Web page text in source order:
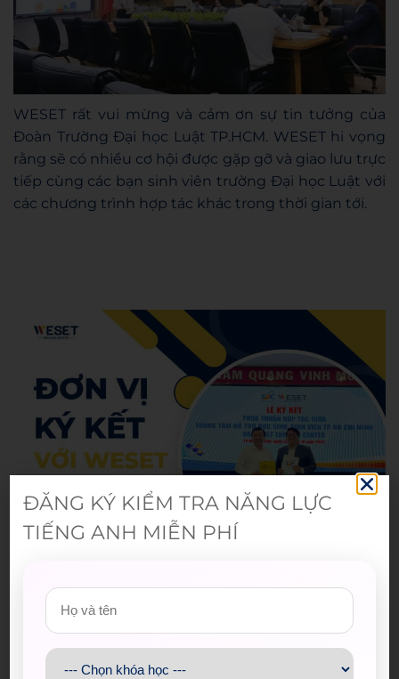
WESET rất vui mừng và cảm ơn sự tin tưởng của
Đoàn Trường Đại học Luật TP.HCM. WESET hi vọng
rằng sẽ có nhiều cơ hội được gặp gỡ và giao lưu trực
tiếp cùng các bạn sinh viên trường Đại học Luật với
các chương trình hợp tác khác trong thời gian tới.
ĐĂNG KÝ KIỂM TRA NĂNG LỰC
TIẾNG ANH MIỄN PHÍ